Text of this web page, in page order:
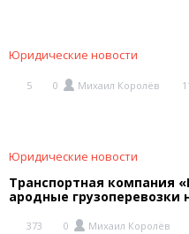
Юридические новости
5 0 Михаил Королёв
Юридические новости
Транспортная компания
ародные грузоперевозки
373 0 Михаил Королёв